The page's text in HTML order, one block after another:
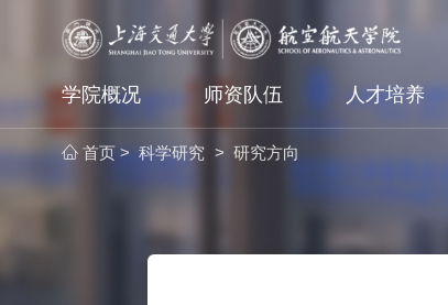
学院概况 师资队伍 人才培养
首页 > 科学研究 > 研究方向